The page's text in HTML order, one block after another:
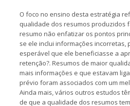
O foco no ensino desta estratégia
qualidade dos resumos produzidos
resumo não enfatizar os pontos
se ele inclui informações incorretas,
esperável que ele beneficiasse a
retenção?. Resumos de maior
mais informações e que estavam
prévio foram associados com um
Ainda mais, vários outros estudos
de que a qualidade dos resumos